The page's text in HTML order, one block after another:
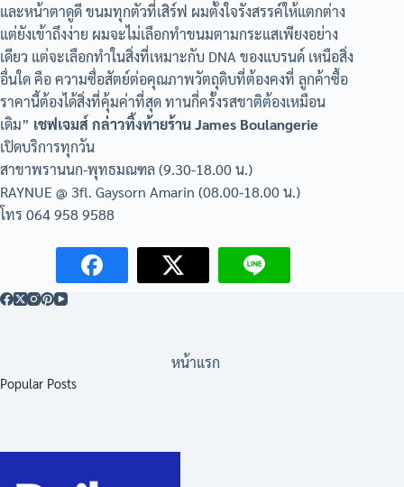
และหน้าตาดูดี ขนมทุกตัวที่เสิร์ฟ ผมตั้งใจรังสรรค์ให้แตกต่าง
แต่ยังเข้าถึงง่าย ผมจะไม่เลือกทำขนมตามกระแสเพียงอย่าง
เดียว แต่จะเลือกทำในสิ่งที่เหมาะกับ DNA ของแบรนด์ เหนือสิ่ง
อื่นใด คือ ความซื่อสัตย์ต่อคุณภาพวัตถุดิบที่ต้องคงที่ ลูกค้าซื้อ
ราคานี้ต้องได้สิ่งที่คุ้มค่าที่สุด ทานกี่ครั้งรสชาติต้องเหมือน
เดิม” เชฟเจมส์ กล่าวทิ้งท้ายร้าน James Boulangerie
เปิดบริการทุกวัน
สาขาพรานนก-พุทธมณฑล (9.30-18.00 น.)
RAYNUE @ 3fl. Gaysorn Amarin (08.00-18.00 น.)
โทร 064 958 9588
หน้าแรก
Popular Posts